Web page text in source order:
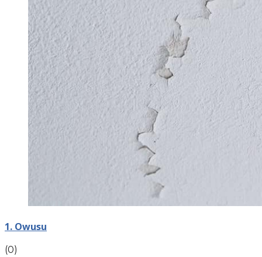
1. Owusu
(0)